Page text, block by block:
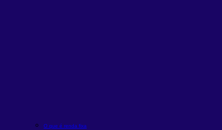
O que é renda fixa